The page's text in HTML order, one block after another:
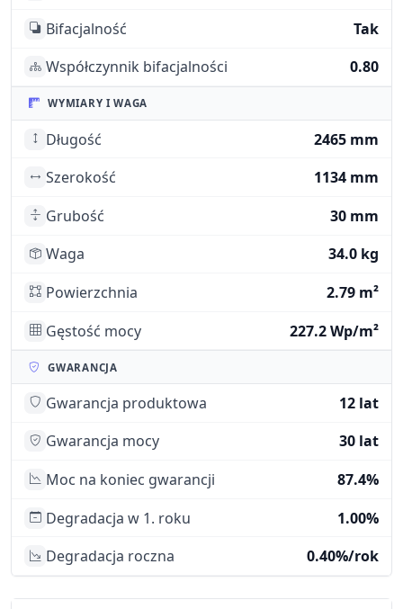
Bifacjalność
Tak
Współczynnik bifacjalności
0.80
WYMIARY I WAGA
Długość
2465 mm
Szerokość
1134 mm
Grubość
30 mm
Waga
34.0 kg
Powierzchnia
2.79 m²
Gęstość mocy
227.2 Wp/m²
GWARANCJA
Gwarancja produktowa
12 lat
Gwarancja mocy
30 lat
Moc na koniec gwarancji
87.4%
Degradacja w 1. roku
1.00%
Degradacja roczna
0.40%/rok